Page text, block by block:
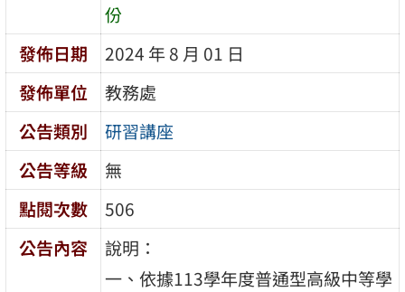
份
發佈日期
2024 年 8 月 01 日
發佈單位
教務處
公告類別
研習講座
公告等級
無
點閱次數
506
公告內容
說明：
一、依據113學年度普通型高級中等學